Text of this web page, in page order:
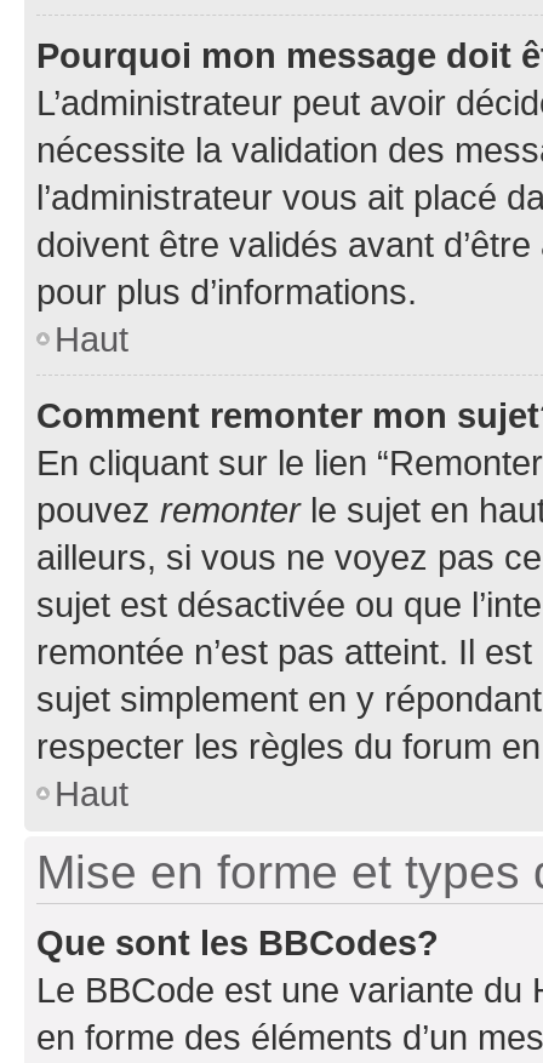
Pourquoi mon message doit
L’administrateur peut avoir
nécessite la validation des
l’administrateur vous ait placé
doivent être validés avant
pour plus d’informations.
Haut
Comment remonter mon
En cliquant sur le lien
pouvez remonterle sujet en
ailleurs, si vous ne voyez pas
sujet est désactivée ou que
remontée n’est pas atteint. Il
sujet simplement en y
respecter les règles du forum
Haut
Mise en forme et types
Que sont les BBCodes?
Le BBCode est une variante du
en forme des éléments d’un